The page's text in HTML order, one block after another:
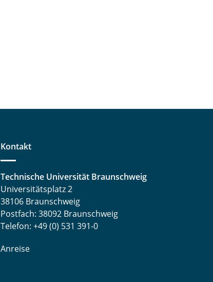
Kontakt
Technische Universität Braunschweig
Universitätsplatz 2
38106 Braunschweig
Postfach: 38092 Braunschweig
Telefon: +49 (0) 531 391-0
Anreise